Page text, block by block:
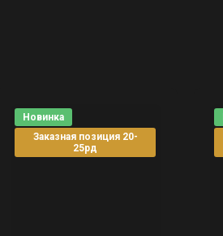
Новинка
Заказная позиция 20-
25рд